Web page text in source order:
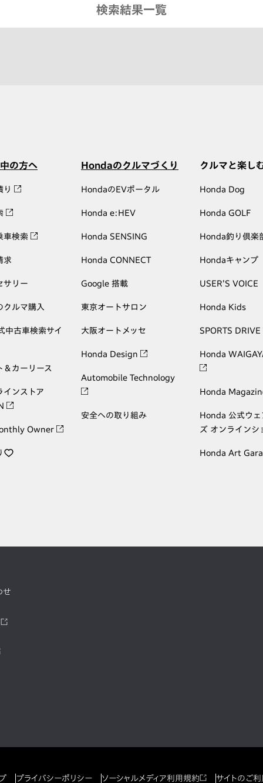
検索結果一覧
の方へ
り
車検索
求
サリー
クルマ購入
中古車検索サイ
＆カーリース
インストア
Owner
Hondaのクルマづくり
HondaのEVポータル
Honda e:HEV
Honda SENSING
Honda CONNECT
Google 搭載
東京オートサロン
大阪オートメッセ
Honda Design
Automobile Technology
安全への取り組み
クルマと楽し
Honda Dog
Honda GOLF
Honda釣り倶楽
Hondaキャンプ
USER'S VOICE
Honda Kids
SPORTS DRIVE
Honda
Honda
Honda 公式ウェ
ズ オンラインシ
Honda Art
せ
プライバシーポリシー ソーシャルメディア利用規約 サイトのご